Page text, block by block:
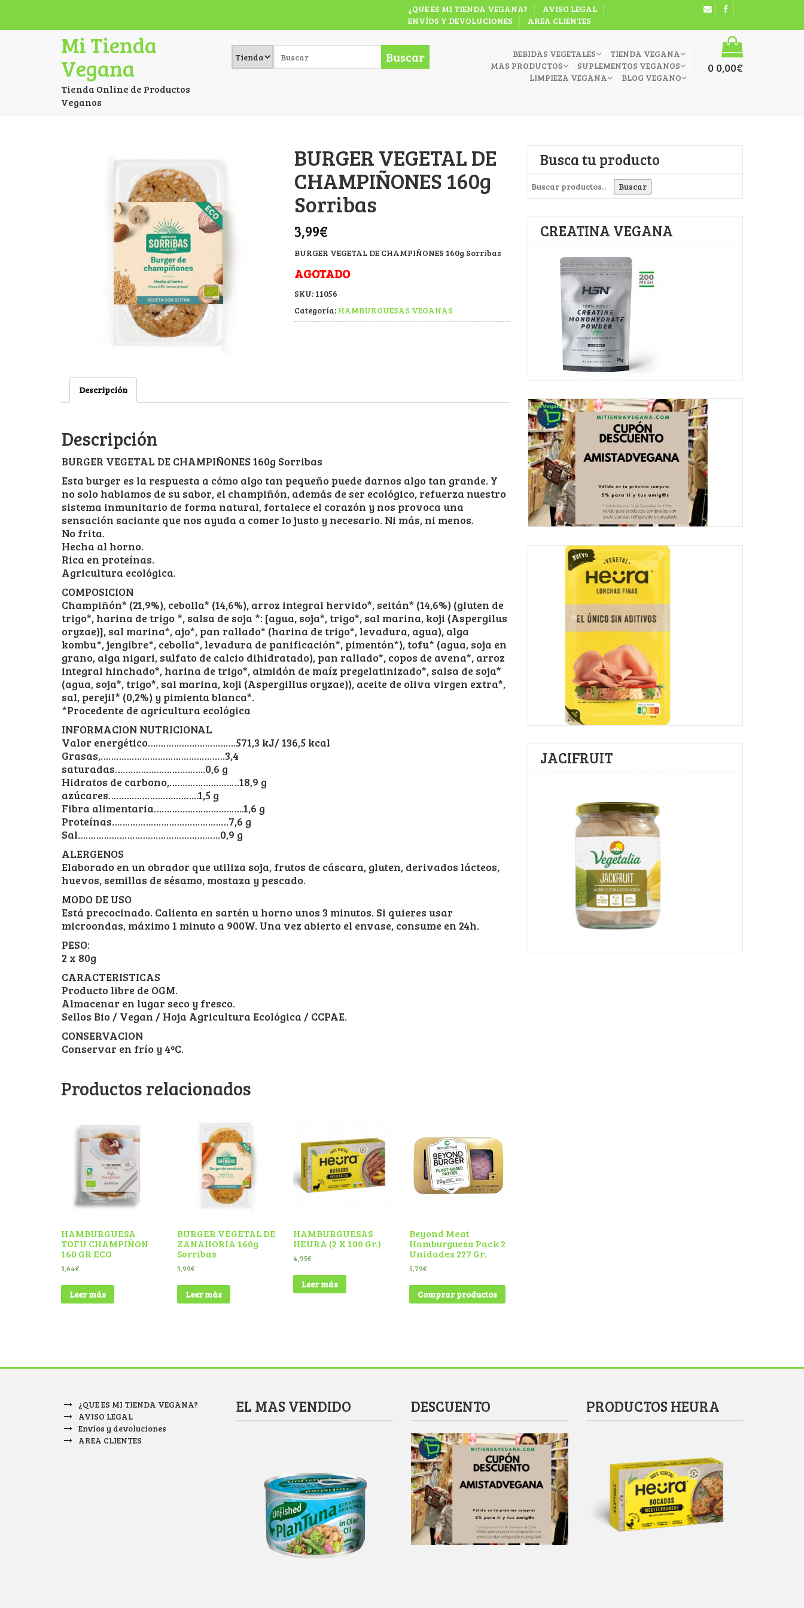
¿QUE ES MI TIENDA VEGANA?
AVISO LEGAL
ENVÍOS Y DEVOLUCIONES
AREA CLIENTES
Mi Tienda
Vegana
Tienda Online de Productos
Veganos
Buscar
0 0,00€
BEBIDAS VEGETALES
TIENDA VEGANA
MAS PRODUCTOS
SUPLEMENTOS VEGANOS
LIMPIEZA VEGANA
BLOG VEGANO
BURGER VEGETAL DE
CHAMPIÑONES 160g
Sorribas
3,99€
BURGER VEGETAL DE CHAMPIÑONES 160g Sorribas
AGOTADO
SKU:11056
Categoría: HAMBURGUESAS VEGANAS
Descripción
Descripción
BURGER VEGETAL DE CHAMPIÑONES 160g Sorribas
Esta burger es la respuesta a cómo algo tan pequeño puede darnos algo tan grande. Y
no solo hablamos de su sabor, el champiñón, además de ser ecológico, refuerza nuestro
sistema inmunitario de forma natural, fortalece el corazón y nos provoca una
sensación saciante que nos ayuda a comer lo justo y necesario. Ni más, ni menos.
No frita.
Hecha al horno.
Rica en proteínas.
Agricultura ecológica.
COMPOSICION
Champiñón* (21,9%), cebolla* (14,6%), arroz integral hervido*, seitán* (14,6%) (gluten de
trigo*, harina de trigo *, salsa de soja *: [agua, soja*, trigo*, sal marina, koji (Aspergilus
oryzae)], sal marina*, ajo*, pan rallado* (harina de trigo*, levadura, agua), alga
kombu*, jengibre*, cebolla*, levadura de panificación*, pimentón*), tofu* (agua, soja en
grano, alga nigari, sulfato de calcio dihidratado), pan rallado*, copos de avena*, arroz
integral hinchado*, harina de trigo*, almidón de maíz pregelatinizado*, salsa de soja*
(agua, soja*, trigo*, sal marina, koji (Aspergillus oryzae)), aceite de oliva virgen extra*,
sal, perejil* (0,2%) y pimienta blanca*.
*Procedente de agricultura ecológica
INFORMACION NUTRICIONAL
Valor energético…………………………….571,3 kJ/ 136,5 kcal
Grasas,…………………………………………3,4
saturadas……………………………..0,6 g
Hidratos de carbono,………………………18,9 g
azúcares……………………………..1,5 g
Fibra alimentaria……………………………..1,6 g
Proteínas………………………………………7,6 g
Sal……………………………………………….0,9 g
ALERGENOS
Elaborado en un obrador que utiliza soja, frutos de cáscara, gluten, derivados lácteos,
huevos, semillas de sésamo, mostaza y pescado.
MODO DE USO
Está precocinado. Calienta en sartén u horno unos 3 minutos. Si quieres usar
microondas, máximo 1 minuto a 900W. Una vez abierto el envase, consume en 24h.
PESO:
2 x 80g
CARACTERISTICAS
Producto libre de OGM.
Almacenar en lugar seco y fresco.
Sellos Bio / Vegan / Hoja Agricultura Ecológica / CCPAE.
CONSERVACION
Conservar en frío y 4ºC.
Productos relacionados
HAMBURGUESA
TOFU CHAMPIÑON
160 GR ECO
3,64€
Leer más
BURGER VEGETAL DE
ZANAHORIA 160g
Sorribas
3,99€
Leer más
HAMBURGUESAS
HEURA (2 X 100 Gr.)
4,95€
Leer más
Beyond Meat
Hamburguesa Pack 2
Unidades 227 Gr.
5,79€
Comprar productos
Busca tu producto
Buscar
CREATINA VEGANA
JACIFRUIT
¿QUE ES MI TIENDA VEGANA?
AVISO LEGAL
Envíos y devoluciones
AREA CLIENTES
EL MAS VENDIDO DESCUENTO PRODUCTOS HEURA